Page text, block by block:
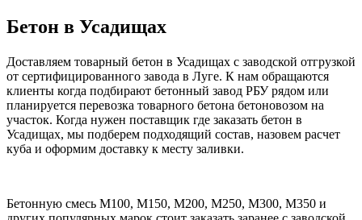
Бетон в Усадищах
Доставляем товарный бетон в Усадищах с заводской отгрузкой
от сертифицированного завода в Луге. К нам обращаются
клиенты когда подбирают бетонный завод РБУ рядом или
планируется перевозка товарного бетона бетоновозом на
участок. Когда нужен поставщик где заказать бетон в
Усадищах, мы подберем подходящий состав, назовем расчет
куба и оформим доставку к месту заливки.
Бетонную смесь М100, М150, М200, М250, М300, М350 и